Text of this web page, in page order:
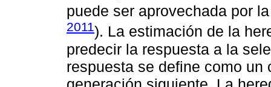
puede ser aprovechada por
2011). La estimación de la
predecir la respuesta a la
respuesta se define como